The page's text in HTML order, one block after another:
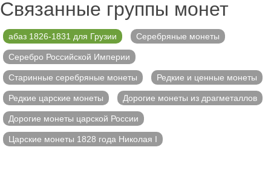
Связанные группы монет
абаз 1826-1831 для Грузии Серебряные монеты
Серебро Российской Империи
Старинные серебряные монеты Редкие и ценные монеты
Редкие царские монеты Дорогие монеты из драгметаллов
Дорогие монеты царской России
Царские монеты 1828 года Николая I